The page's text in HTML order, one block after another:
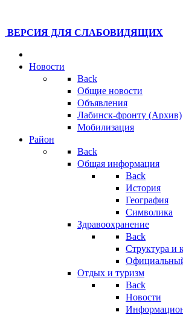
ВЕРСИЯ ДЛЯ СЛАБОВИДЯЩИХ
Новости
Back
Общие новости
Объявления
Лабинск-фронту (Архив)
Мобилизация
Район
Back
Общая информация
Back
История
География
Символика
Здравоохранение
Back
Структура и
Отдых и туризм
Back
Новости